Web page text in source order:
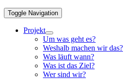
Toggle Navigation
Projekt
Um was geht es?
Weshalb machen wir das?
Was läuft wann?
Was ist das Ziel?
Wer sind wir?